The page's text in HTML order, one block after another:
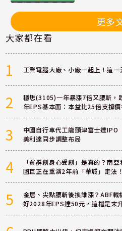
更多
大家都在看
1 工業電腦大廠、小廠一起上！這
2
穩懋(3105)一年暴漲7倍又腰斬，
年EPS基本面：本益比25倍支撐價
3
中國自行車代工龍頭津富士達
美利達同步調整布局
4
「買群創身心受創」是真的？南
國巨正在重演2年前「華城」走法！
5
金居、尖點腰斬後換誰漲？ABF
好2028年EPS達50元，這檔是末